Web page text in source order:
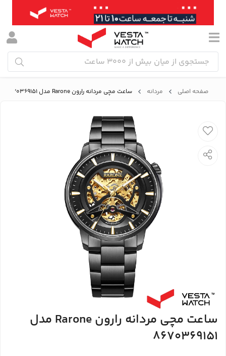
صفحه اصلی مردانه ساعت مچی مردانه رارون Rarone مدل 8670369151
ساعت مچی مردانه رارون Rarone مدل
8670369151